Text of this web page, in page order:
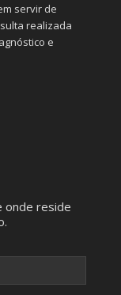
servir de
realizada
e
que
onde reside